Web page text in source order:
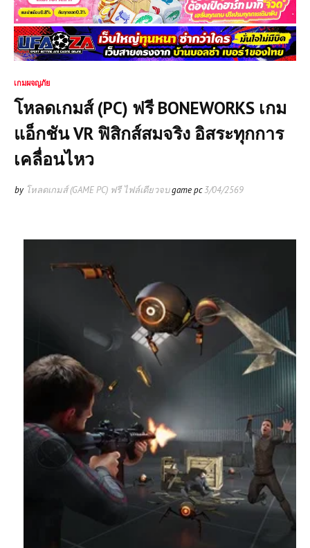
เกมผจญภัย
โหลดเกมส์ (PC) ฟรี BONEWORKS เกม
แอ็กชัน VR ฟิสิกส์สมจริง อิสระทุกการ
เคลื่อนไหว
by โหลดเกมส์ (GAME PC) ฟรี ไฟล์เดียวจบgame pc3/04/2569